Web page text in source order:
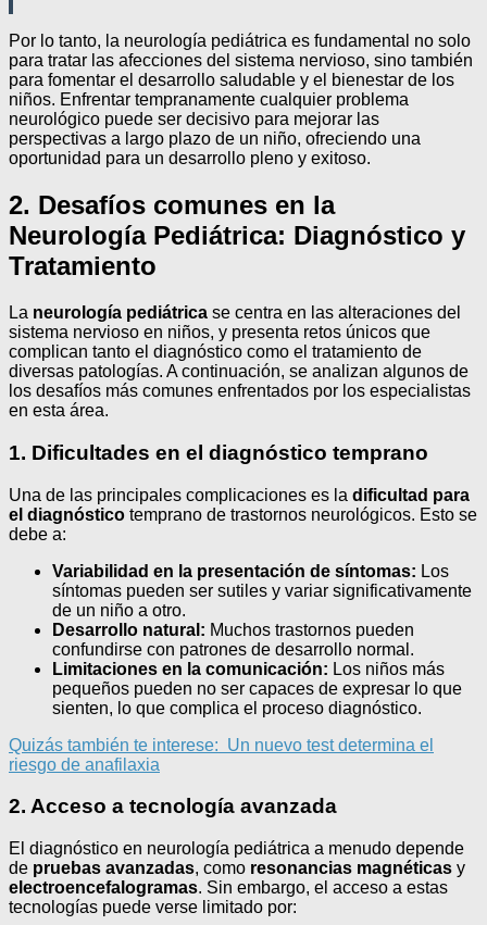
Por lo tanto, la neurología pediátrica es fundamental no solo
para tratar las afecciones del sistema nervioso, sino también
para fomentar el desarrollo saludable y el bienestar de los
niños. Enfrentar tempranamente cualquier problema
neurológico puede ser decisivo para mejorar las
perspectivas a largo plazo de un niño, ofreciendo una
oportunidad para un desarrollo pleno y exitoso.
2. Desafíos comunes en la
Neurología Pediátrica: Diagnóstico y
Tratamiento
La neurología pediátrica se centra en las alteraciones del
sistema nervioso en niños, y presenta retos únicos que
complican tanto el diagnóstico como el tratamiento de
diversas patologías. A continuación, se analizan algunos de
los desafíos más comunes enfrentados por los especialistas
en esta área.
1. Dificultades en el diagnóstico temprano
Una de las principales complicaciones es la dificultad para
el diagnóstico temprano de trastornos neurológicos. Esto se
debe a:
Variabilidad en la presentación de síntomas: Los
síntomas pueden ser sutiles y variar significativamente
de un niño a otro.
Desarrollo natural: Muchos trastornos pueden
confundirse con patrones de desarrollo normal.
Limitaciones en la comunicación: Los niños más
pequeños pueden no ser capaces de expresar lo que
sienten, lo que complica el proceso diagnóstico.
Quizás también te interese: Un nuevo test determina el
riesgo de anafilaxia
2. Acceso a tecnología avanzada
El diagnóstico en neurología pediátrica a menudo depende
de pruebas avanzadas, como resonancias magnéticas y
electroencefalogramas. Sin embargo, el acceso a estas
tecnologías puede verse limitado por: